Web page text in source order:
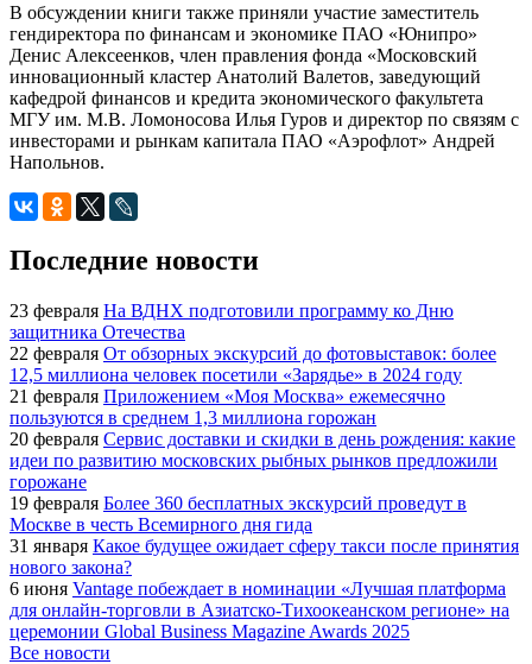
В обсуждении книги также приняли участие заместитель
гендиректора по финансам и экономике ПАО «Юнипро»
Денис Алексеенков, член правления фонда «Московский
инновационный кластер Анатолий Валетов, заведующий
кафедрой финансов и кредита экономического факультета
МГУ им. М.В. Ломоносова Илья Гуров и директор по связям с
инвесторами и рынкам капитала ПАО «Аэрофлот» Андрей
Напольнов.
Последние новости
23 февраля На ВДНХ подготовили программу ко Дню
защитника Отечества
22 февраля От обзорных экскурсий до фотовыставок: более
12,5 миллиона человек посетили «Зарядье» в 2024 году
21 февраля Приложением «Моя Москва» ежемесячно
пользуются в среднем 1,3 миллиона горожан
20 февраля Сервис доставки и скидки в день рождения: какие
идеи по развитию московских рыбных рынков предложили
горожане
19 февраля Более 360 бесплатных экскурсий проведут в
Москве в честь Всемирного дня гида
31 января Какое будущее ожидает сферу такси после принятия
нового закона?
6 июня Vantage побеждает в номинации «Лучшая платформа
для онлайн-торговли в Азиатско-Тихоокеанском регионе» на
церемонии Global Business Magazine Awards 2025
Все новости